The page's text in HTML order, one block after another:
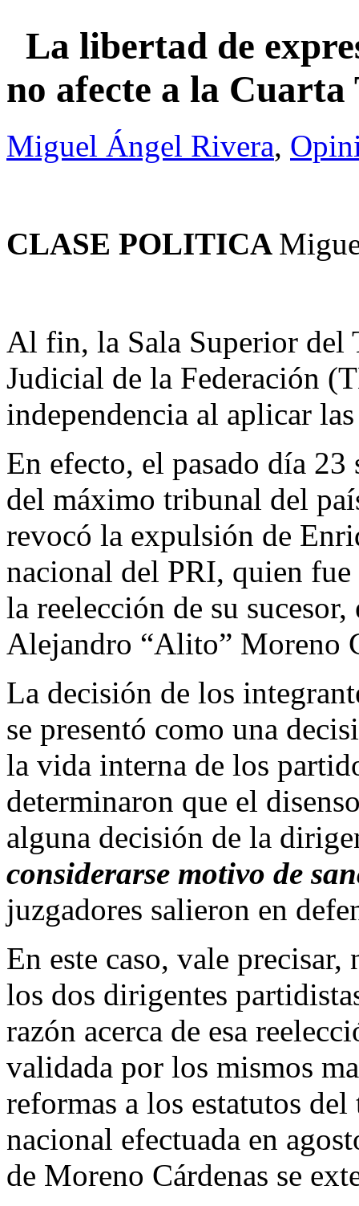
La libertad de
no afecte a la
Miguel Ángel Rivera,
CLASE POLITICA
Al fin, la Sala Superior del
Judicial de la Federación
independencia al aplicar
En efecto, el pasado día 23
del máximo tribunal del
revocó la expulsión de
nacional del PRI, quien
la reelección de su
Alejandro “Alito” Moreno
La decisión de los
se presentó como una
la vida interna de los
determinaron que el
alguna decisión de la
considerarse motivo de
juzgadores salieron en
En este caso, vale
los dos dirigentes
razón acerca de esa
validada por los mismos
reformas a los estatutos
nacional efectuada en
de Moreno Cárdenas se